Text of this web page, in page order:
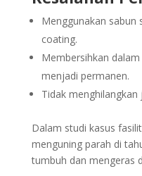
Menggunakan sabun
coating.
Membersihkan
menjadi permanen.
Tidak
Dalam studi kasus
menguning parah di
tumbuh dan mengeras